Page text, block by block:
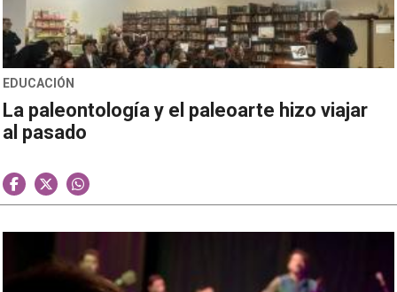
EDUCACIÓN
La paleontología y el paleoarte hizo viajar
al pasado